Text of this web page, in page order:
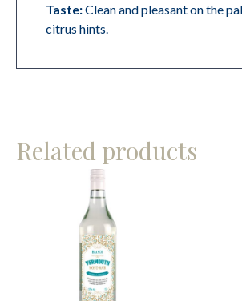
Taste:Clean and pleasant on the
citrus hints.
Related products